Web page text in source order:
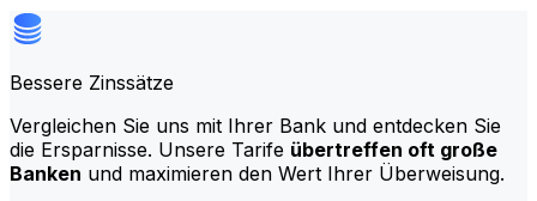
Bessere Zinssätze
Vergleichen Sie uns mit Ihrer Bank und entdecken Sie
die Ersparnisse. Unsere Tarife übertreffen oft große
Banken und maximieren den Wert Ihrer Überweisung.